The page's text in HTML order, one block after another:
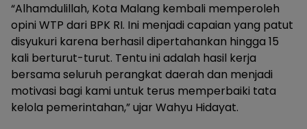
“Alhamdulillah, Kota Malang kembali memperoleh
opini WTP dari BPK RI. Ini menjadi capaian yang patut
disyukuri karena berhasil dipertahankan hingga 15
kali berturut-turut. Tentu ini adalah hasil kerja
bersama seluruh perangkat daerah dan menjadi
motivasi bagi kami untuk terus memperbaiki tata
kelola pemerintahan,” ujar Wahyu Hidayat.